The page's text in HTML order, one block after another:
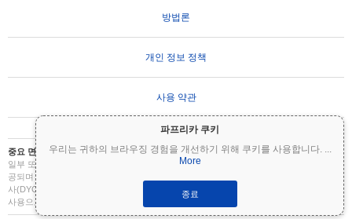
파프리카 쿠키
우리는 귀하의 브라우징 경험을 개선하기 위해 쿠키를 사용합니다. ...
More
종료
방법론
개인 정보 정책
사용 약관
중요 면책 조항: 암호화폐는 변동성이 매우 높으며 상당한 위험을 수반합니다. 투자금의
일부 또는 전부를 잃을 수 있습니다. Coinpaprika의 모든 정보는 정보 제공 목적으로만 제
공되며 재무 또는 투자 조언을 구성하지 않습니다. 투자 결정을 내리기 전에 항상 직접 조
사(DYOR)를 수행하고 자격을 갖춘 재무 고문과 상담하십시오. Coinpaprika는 이 정보의
사용으로 인한 손실에 대해 책임을 지지 않습니다.